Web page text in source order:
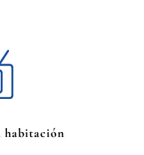
habitación